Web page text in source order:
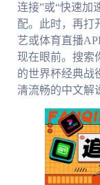
连接”或“快速加
配。此时，再打
艺或体育直播
现在眼前。搜索
的世界杯经典战
清流畅的中文解